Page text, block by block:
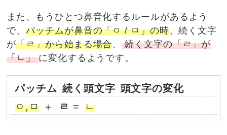
また、もうひとつ鼻音化するルールがあるよう
で、パッチムが鼻音の「ㅇ / ㅁ」の時、続く文字
が「ㄹ」から始まる場合、続く文字の「ㄹ」が
「ㄴ」に変化するようです。
パッチム 続く頭文字 頭文字の変化
ㅇ,ㅁ ＋ ㄹ = ㄴ